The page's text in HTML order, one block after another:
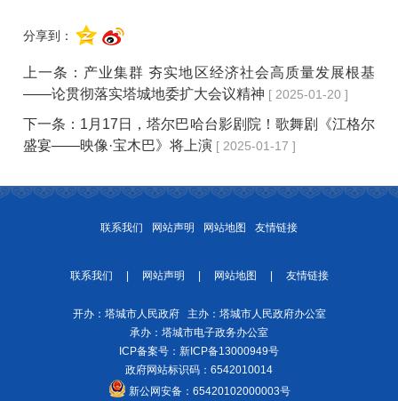
分享到：
上一条： 产业集群 夯实地区经济社会高质量发展根基
——论贯彻落实塔城地委扩大会议精神 [ 2025-01-20 ]
下一条： 1月17日，塔尔巴哈台影剧院！歌舞剧《江格尔
盛宴——映像·宝木巴》将上演 [ 2025-01-17 ]
联系我们 网站声明 网站地图 友情链接
联系我们 | 网站声明 | 网站地图 | 友情链接
开办：塔城市人民政府 主办：塔城市人民政府办公室
承办：塔城市电子政务办公室
ICP备案号： 新ICP备13000949号
政府网站标识码：6542010014
新公网安备： 65420102000003号